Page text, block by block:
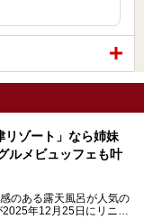
リゾート」なら姉妹
ルメビュッフェも叶
のある露天風呂が人気の
年12月25日にリニュ